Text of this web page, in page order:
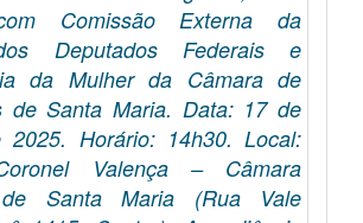
Comissão Externa da
Deputados Federais e
da Mulher da Câmara de
de Santa Maria. Data: 17 de
2025. Horário: 14h30. Local:
Valença – Câmara
de Santa Maria (Rua Vale